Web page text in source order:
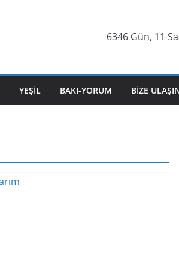
6346 Gün, 11
YEŞIL BAKI-YORUM BIZE